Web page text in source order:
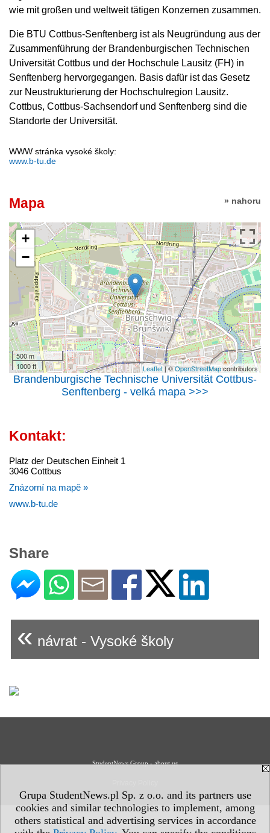
Grupa StudentNews.pl Sp. z o.o. and its partners use
cookies and similar technologies to implement, among
others statistical and advertising services in accordance
wie mit großen und weltweit tätigen Konzernen zusammen.
Die BTU Cottbus-Senftenberg ist als Neugründung aus der
Zusammenführung der Brandenburgischen Technischen
Universität Cottbus und der Hochschule Lausitz (FH) in
Senftenberg hervorgegangen. Basis dafür ist das Gesetz
zur Neustrukturierung der Hochschulregion Lausitz.
Cottbus, Cottbus-Sachsendorf und Senftenberg sind die
Standorte der Universität.
WWW stránka vysoké školy:
www.b-tu.de
» nahoru
Mapa
+
−
500 m
1000 ft
Leaflet| ©OpenStreetMapcontributors
Brandenburgische Technische Universität Cottbus-
Senftenberg - velká mapa >>>
Kontakt:
Platz der Deutschen Einheit 1
3046 Cottbus
Znázorní na mapě »
www.b-tu.de
Share
« návrat - Vysoké školy
StudentNews Group - about us